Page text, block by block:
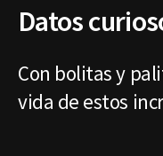
Datos
Con bolitas y
vida de estos